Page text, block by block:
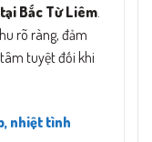
Bắc Từ Liêm.
rõ ràng, đảm
tuyệt đối khi
nhiệt tình